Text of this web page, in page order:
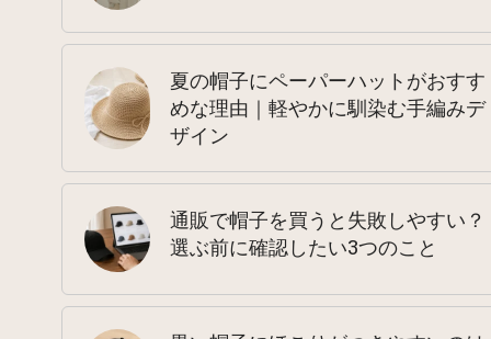
夏の帽子にペーパーハットがおすす
めな理由｜軽やかに馴染む手編みデ
ザイン
通販で帽子を買うと失敗しやすい？
選ぶ前に確認したい3つのこと